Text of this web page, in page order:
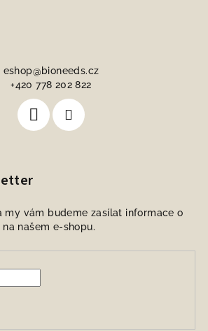
eshop@bioneeds.cz
+420 778 202 822
my vám budeme zasílat informace o
našem e-shopu.